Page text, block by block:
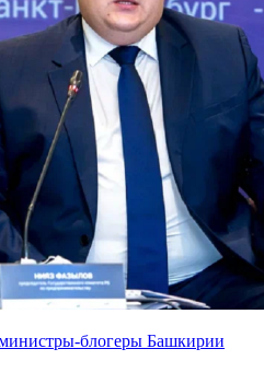
блогеры Башкирии